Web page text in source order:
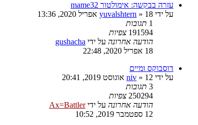
עזרה בבקשה: אימולטור mame32
על ידי
yuvalshtern » 18 אפריל 2020, 13:36
1 תגובות
191594 צפיות
הודעה אחרונה על ידי gushacha
18 אפריל 2020, 22:48
דוסבוקס ומיים
על ידי
niv » 12 אוגוסט 2019, 20:41
3 תגובות
250294 צפיות
הודעה אחרונה על ידיAx=Battler
12 ספטמבר 2019, 10:52